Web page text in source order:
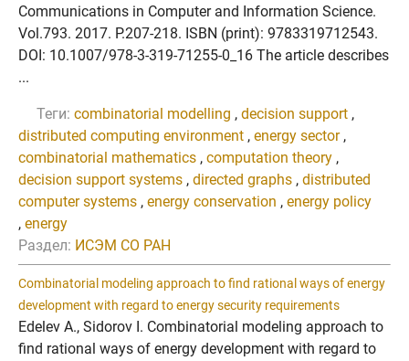
Communications in Computer and Information Science.
Vol.793. 2017. P.207-218. ISBN (print): 9783319712543.
DOI: 10.1007/978-3-319-71255-0_16 The article describes
...
Теги: combinatorial modelling , decision support ,
distributed computing environment , energy sector,
combinatorial mathematics , computation theory ,
decision support systems , directed graphs , distributed
computer systems , energy conservation , energy policy
, energy
Раздел: ИСЭМ СО РАН
Combinatorial modeling approach to find rational ways of energy
development with regard to energy security requirements
Edelev A., Sidorov I. Combinatorial modeling approach to
find rational ways of energy development with regard to